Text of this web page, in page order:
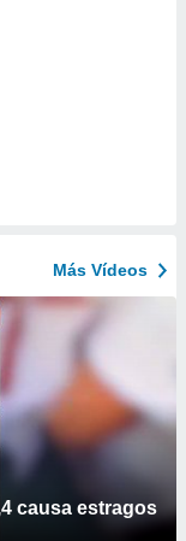
Más Vídeos
causa estragos